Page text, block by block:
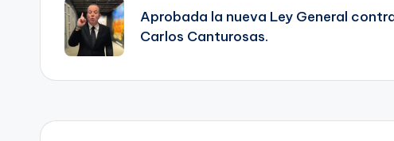
de
entradas
Aprobada la nueva Ley General
Carlos Canturosas.